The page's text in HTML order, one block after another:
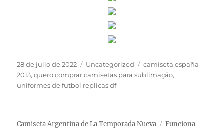
Publicado
el
28 de julio de 2022 Categorías
Uncategorized Etiquetas
camiseta españa
2013,quero comprar camisetas para sublimação,
uniformes de futbol replicas df
Camiseta Argentina de La Temporada Nueva Funciona